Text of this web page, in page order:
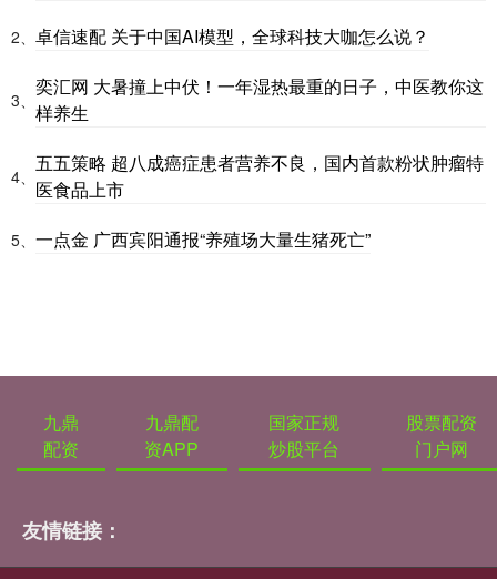
2、 卓信速配 关于中国AI模型，全球科技大咖怎么说？
3、
奕汇网 大暑撞上中伏！一年湿热最重的日子，中医教你这
样养生
4、
五五策略 超八成癌症患者营养不良，国内首款粉状肿瘤特
医食品上市
5、 一点金 广西宾阳通报“养殖场大量生猪死亡”
九鼎
配资
九鼎配
资APP
国家正规
炒股平台
股票配资
门户网
友情链接：